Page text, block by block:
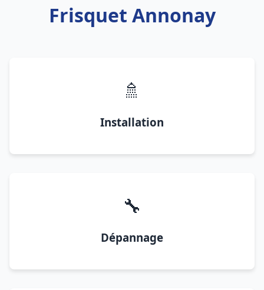
Frisquet Annonay
🚿
Installation
🔧
Dépannage